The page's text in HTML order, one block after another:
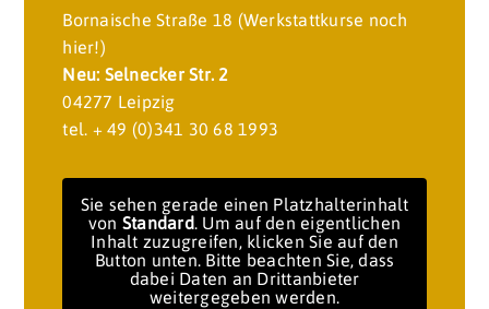
Bornaische Straße 18 (Werkstattkurse noch
hier!)
Neu: Selnecker Str. 2
04277 Leipzig
tel. + 49 (0)341 30 68 1993
Sie sehen gerade einen Platzhalterinhalt
von Standard. Um auf den eigentlichen
Inhalt zuzugreifen, klicken Sie auf den
Button unten. Bitte beachten Sie, dass
dabei Daten an Drittanbieter
weitergegeben werden.